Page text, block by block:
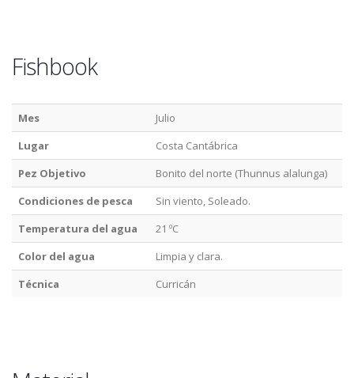
Fishbook
Mes
Julio
Lugar
Costa Cantábrica
Pez Objetivo
Bonito del norte (Thunnus alalunga)
Condiciones de pesca
Sin viento, Soleado.
Temperatura del agua
21 ºC
Color del agua
Limpia y clara.
Técnica
Curricán